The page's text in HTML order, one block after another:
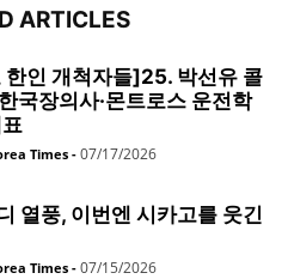
ARTICLES
한인 개척자들]25. 박선유 콜
국장의사·몬트로스 운전학
Times - 07/17/2026
열풍, 이번엔 시카고를 웃긴
Times - 07/15/2026